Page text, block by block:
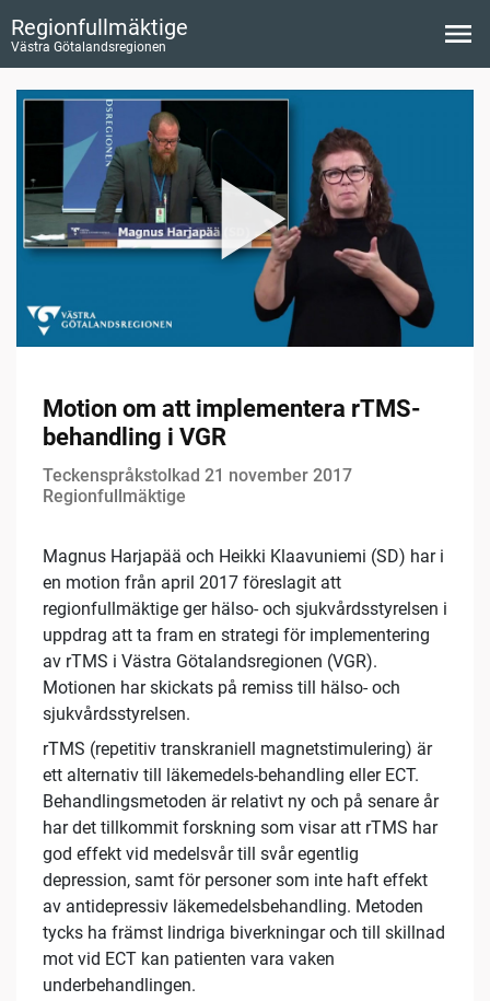
Regionfullmäktige
Västra Götalandsregionen
Motion om att implementera rTMS-
behandling i VGR
Teckenspråkstolkad 21 november 2017
Regionfullmäktige
Magnus Harjapää och Heikki Klaavuniemi (SD) har i
en motion från april 2017 föreslagit att
regionfullmäktige ger hälso- och sjukvårdsstyrelsen i
uppdrag att ta fram en strategi för implementering
av rTMS i Västra Götalandsregionen (VGR).
Motionen har skickats på remiss till hälso- och
sjukvårdsstyrelsen.
rTMS (repetitiv transkraniell magnetstimulering) är
ett alternativ till läkemedels-behandling eller ECT.
Behandlingsmetoden är relativt ny och på senare år
har det tillkommit forskning som visar att rTMS har
god effekt vid medelsvår till svår egentlig
depression, samt för personer som inte haft effekt
av antidepressiv läkemedelsbehandling. Metoden
tycks ha främst lindriga biverkningar och till skillnad
mot vid ECT kan patienten vara vaken
underbehandlingen.